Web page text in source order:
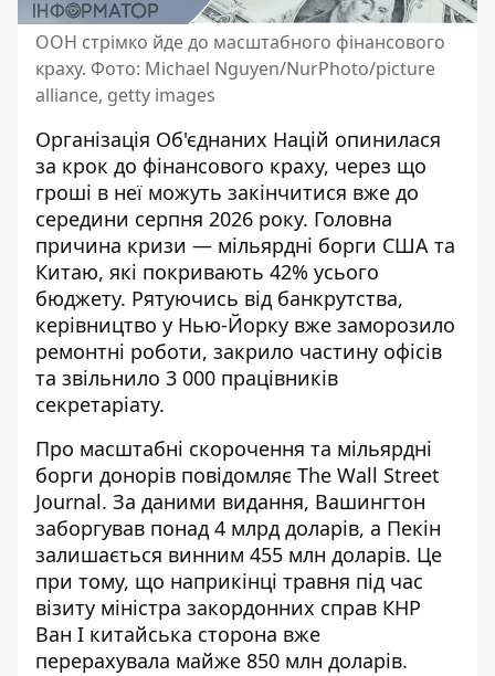
ООН стрімко йде до масштабного фінансового
краху. Фото: Michael Nguyen/NurPhoto/picture
alliance, getty images
Організація Об'єднаних Націй опинилася
за крок до фінансового краху, через що
гроші в неї можуть закінчитися вже до
середини серпня 2026 року. Головна
причина кризи — мільярдні борги США та
Китаю, які покривають 42% усього
бюджету. Рятуючись від банкрутства,
керівництво у Нью-Йорку вже заморозило
ремонтні роботи, закрило частину офісів
та звільнило 3 000 працівників
секретаріату.
Про масштабні скорочення та мільярдні
борги донорів повідомляє The Wall Street
Journal. За даними видання, Вашингтон
заборгував понад 4 млрд доларів, а Пекін
залишається винним 455 млн доларів. Це
при тому, що наприкінці травня під час
візиту міністра закордонних справ КНР
Ван І китайська сторона вже
перерахувала майже 850 млн доларів.